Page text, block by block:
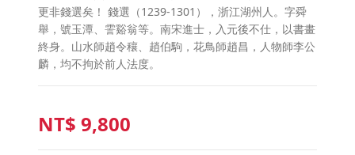
更非錢選矣！ 錢選（1239-1301），浙江湖州人。字舜
舉，號玉潭、霅谿翁等。南宋進士，入元後不仕，以書畫
終身。山水師趙令穰、趙伯駒，花鳥師趙昌，人物師李公
麟，均不拘於前人法度。
NT$ 9,800